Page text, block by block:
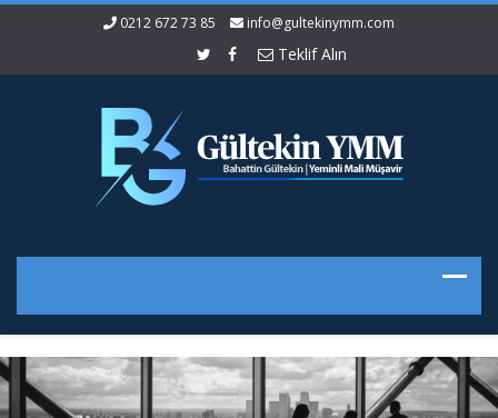
0212 672 73 85 info@gultekinymm.com
Teklif Alın